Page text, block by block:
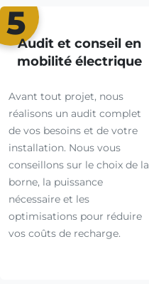
5
Audit et conseil en
mobilité électrique
Avant tout projet, nous
réalisons un audit complet
de vos besoins et de votre
installation. Nous vous
conseillons sur le choix de la
borne, la puissance
nécessaire et les
optimisations pour réduire
vos coûts de recharge.